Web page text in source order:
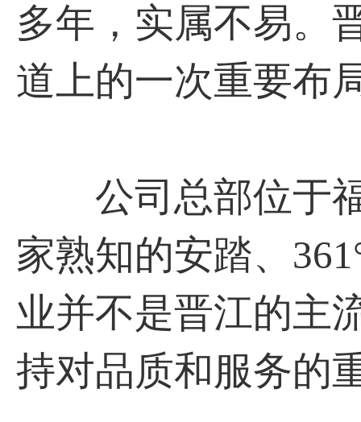
多年，实属不易。
道上的一次重要布
公司总部位于福
家熟知的安踏、
业并不是晋江的主
持对品质和服务的